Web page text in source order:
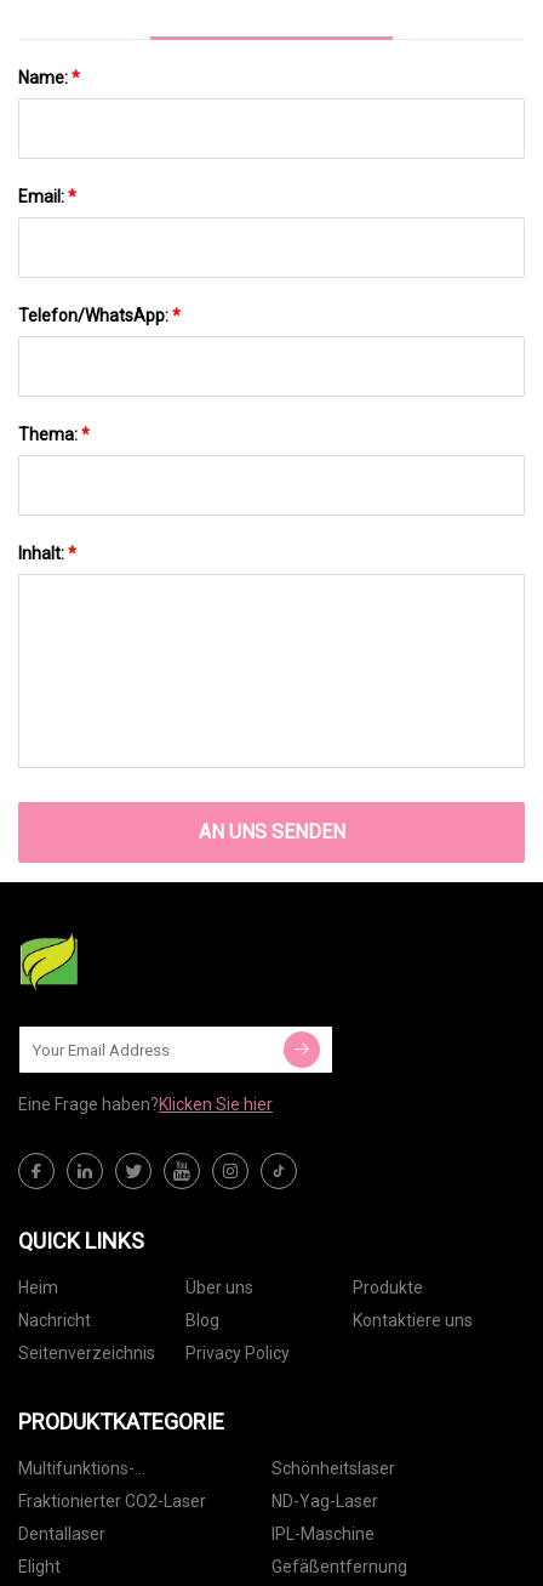
Name:*
Email:*
Telefon/WhatsApp:*
Thema:*
Inhalt:*
AN UNS SENDEN
Eine Frage haben?Klicken Sie hier
QUICK LINKS
Heim Über uns
Produkte
Nachricht
Blog
Kontaktiere uns
Seitenverzeichnis
Privacy Policy
PRODUKTKATEGORIE
Multifunktions-
Schönheitsmaschine
Schönheitslaser
Fraktionierter CO2-Laser
ND-Yag-Laser
Dentallaser
IPL-Maschine
Elight
Gefäßentfernung